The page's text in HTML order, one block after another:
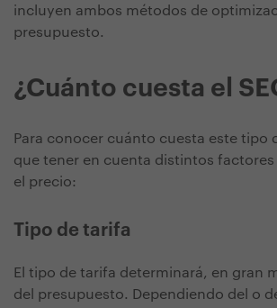
incluyen ambos métodos de
presupuesto.
¿Cuánto cuesta el
Para conocer cuánto cuesta este tipo
que tener en cuenta distintos
el precio:
Tipo de tarifa
El tipo de tarifa determinará, en gran
del presupuesto. Dependiendo del o